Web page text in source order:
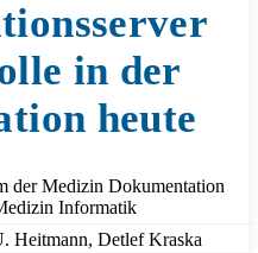
in der
heute
der Medizin Dokumentation
Informatik
Heitmann, Detlef Kraska